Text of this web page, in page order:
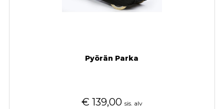
Pyörän Parka
€ 139,00 sis. alv